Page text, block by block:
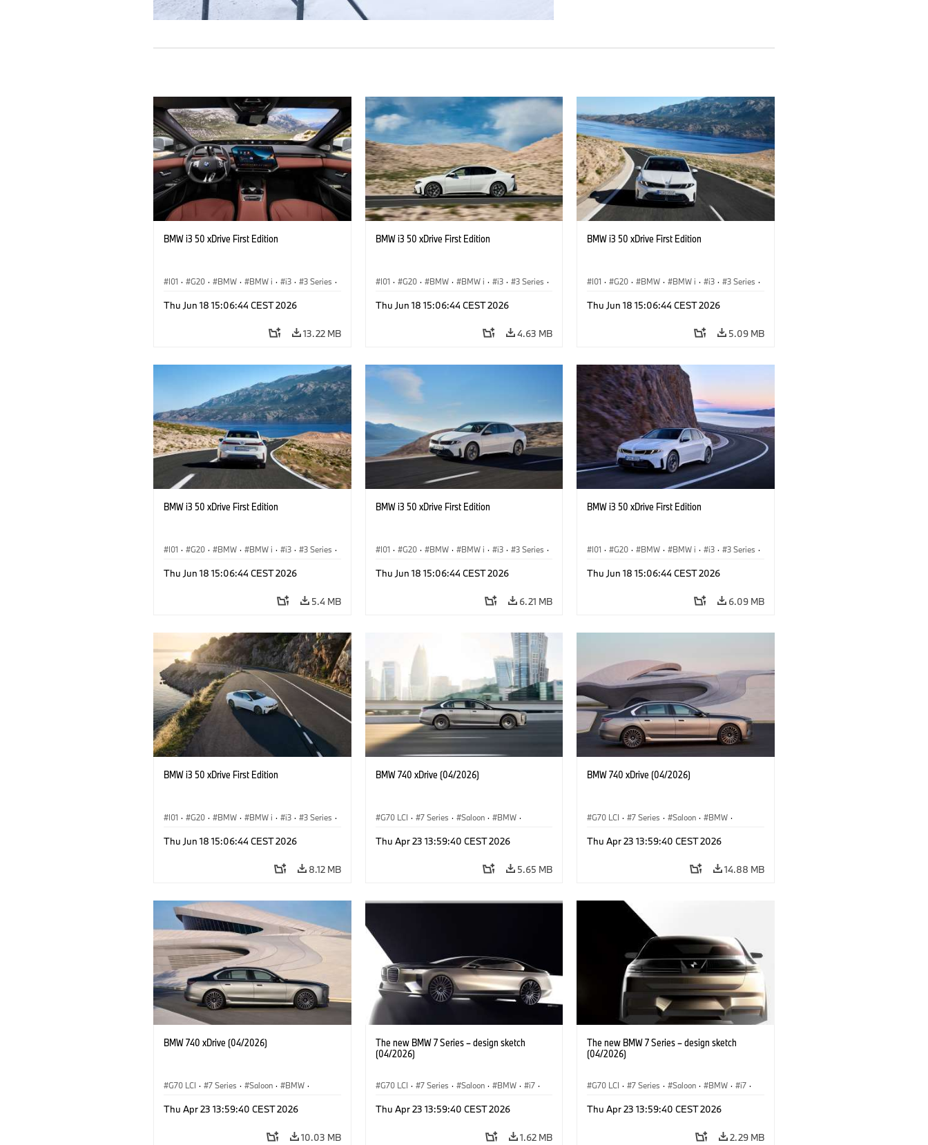
BMW i3 50 xDrive First Edition
I01 · G20 · BMW · BMW i · i3 · 3 Series ·
Thu Jun 18 15:06:44 CEST 2026
13.22 MB
BMW i3 50 xDrive First Edition
I01 · G20 · BMW · BMW i · i3 · 3 Series ·
Thu Jun 18 15:06:44 CEST 2026
4.63 MB
BMW i3 50 xDrive First Edition
I01 · G20 · BMW · BMW i · i3 · 3 Series ·
Thu Jun 18 15:06:44 CEST 2026
5.09 MB
BMW i3 50 xDrive First Edition
I01 · G20 · BMW · BMW i · i3 · 3 Series ·
Thu Jun 18 15:06:44 CEST 2026
5.4 MB
BMW i3 50 xDrive First Edition
I01 · G20 · BMW · BMW i · i3 · 3 Series ·
Thu Jun 18 15:06:44 CEST 2026
6.21 MB
BMW i3 50 xDrive First Edition
I01 · G20 · BMW · BMW i · i3 · 3 Series ·
Thu Jun 18 15:06:44 CEST 2026
6.09 MB
BMW i3 50 xDrive First Edition
I01 · G20 · BMW · BMW i · i3 · 3 Series ·
Thu Jun 18 15:06:44 CEST 2026
8.12 MB
BMW 740 xDrive (04/2026)
G70 LCI · 7 Series · Saloon · BMW ·
Thu Apr 23 13:59:40 CEST 2026
5.65 MB
BMW 740 xDrive (04/2026)
G70 LCI · 7 Series · Saloon · BMW ·
Thu Apr 23 13:59:40 CEST 2026
14.88 MB
BMW 740 xDrive (04/2026)
G70 LCI · 7 Series · Saloon · BMW ·
Thu Apr 23 13:59:40 CEST 2026
10.03 MB
The new BMW 7 Series – design sketch
(04/2026)
G70 LCI · 7 Series · Saloon · BMW · i7 ·
Thu Apr 23 13:59:40 CEST 2026
1.62 MB
The new BMW 7 Series – design sketch
(04/2026)
G70 LCI · 7 Series · Saloon · BMW · i7 ·
Thu Apr 23 13:59:40 CEST 2026
2.29 MB